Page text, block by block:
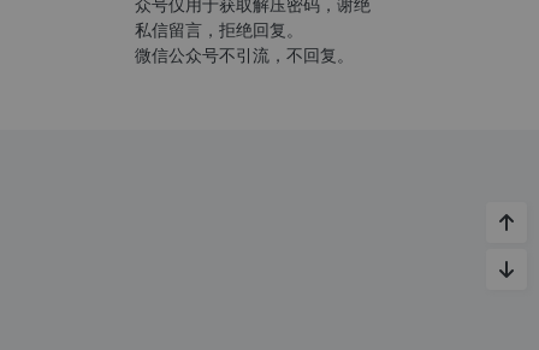
私信留言，拒绝回复。
微信公众号不引流，不回复。